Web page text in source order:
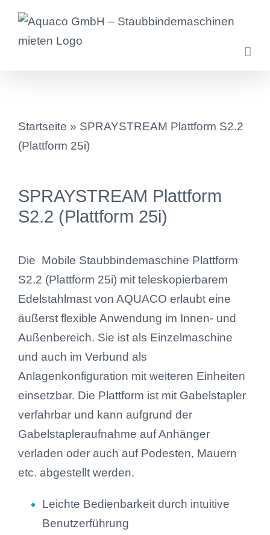
springen
Startseite » SPRAYSTREAM Plattform S2.2
(Plattform 25i)
SPRAYSTREAM Plattform
S2.2 (Plattform 25i)
Die Mobile Staubbindemaschine Plattform
S2.2 (Plattform 25i) mit teleskopierbarem
Edelstahlmast von AQUACO erlaubt eine
äußerst flexible Anwendung im Innen- und
Außenbereich. Sie ist als Einzelmaschine
und auch im Verbund als
Anlagenkonfiguration mit weiteren Einheiten
einsetzbar. Die Plattform ist mit Gabelstapler
verfahrbar und kann aufgrund der
Gabelstapleraufnahme auf Anhänger
verladen oder auch auf Podesten, Mauern
etc. abgestellt werden.
Leichte Bedienbarkeit durch intuitive
Benutzerführung